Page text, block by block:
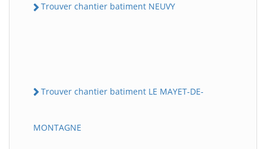
Trouver chantier batiment NEUVY
Trouver chantier batiment LE MAYET-DE-
MONTAGNE